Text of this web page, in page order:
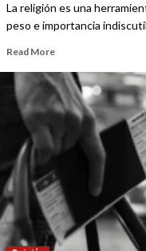
La religión es una
peso e importancia
Read More